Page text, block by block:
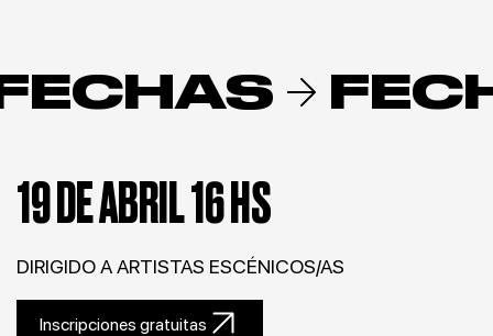
19 DE ABRIL 16 HS
DIRIGIDO A ARTISTAS ESCÉNICOS/AS
Inscripciones gratuitas